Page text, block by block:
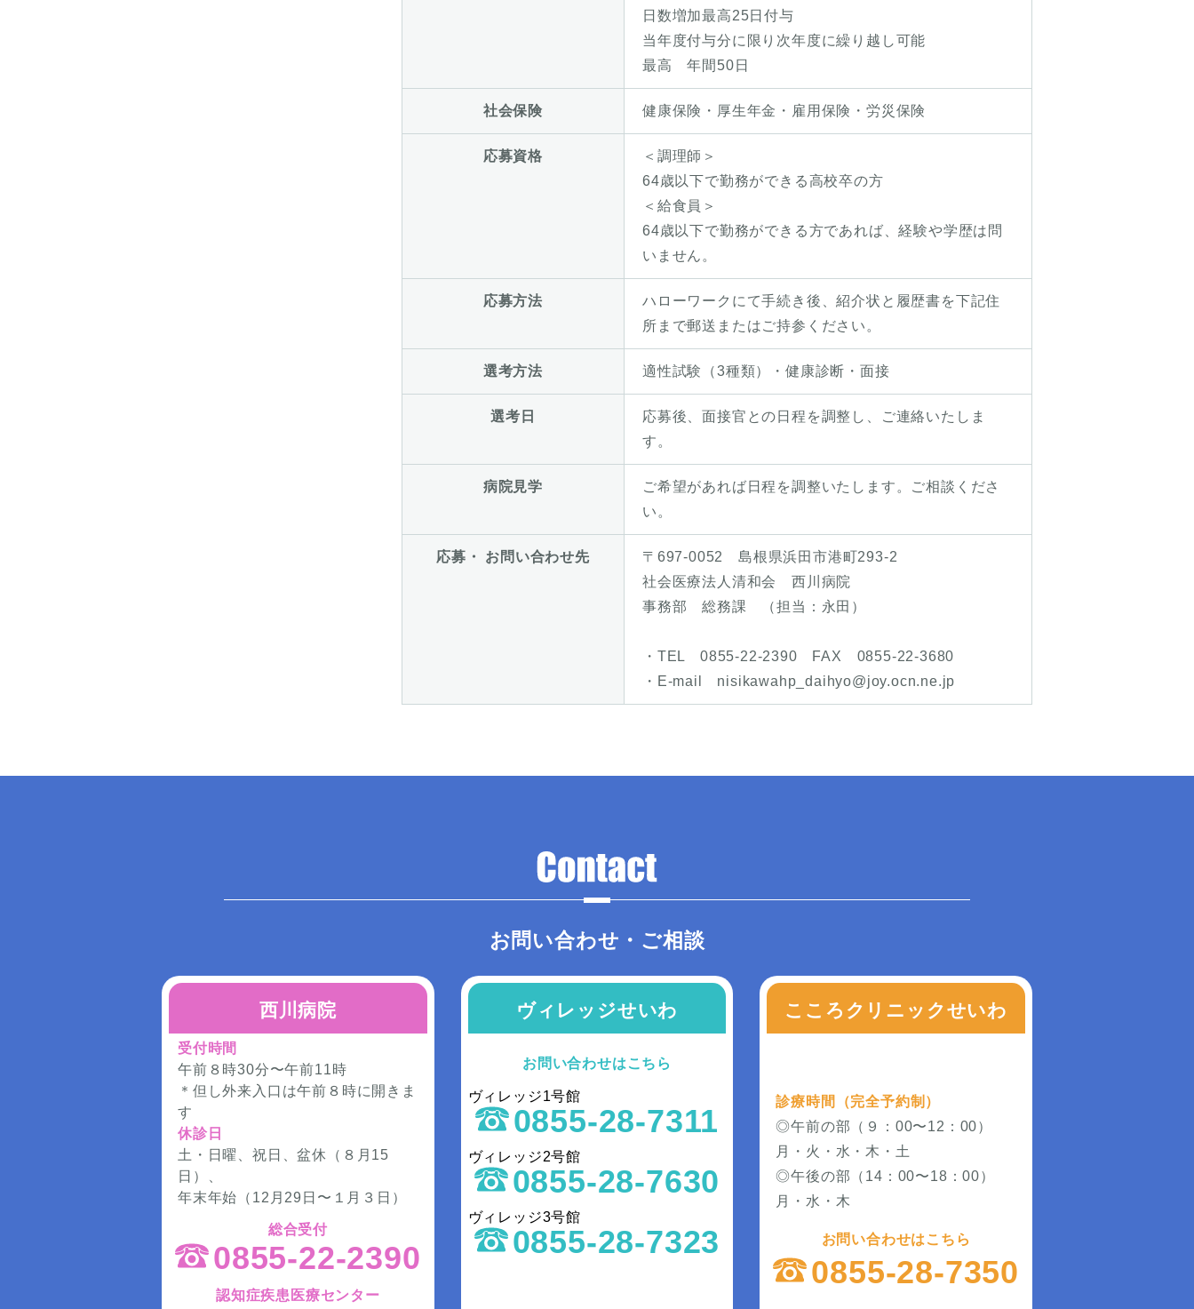
日数増加最高25日付与
当年度付与分に限り次年度に繰り越し可能
最高 年間50日
社会保険 健康保険・厚生年金・雇用保険・労災保険
応募資格
＜調理師＞
64歳以下で勤務ができる高校卒の方
＜給食員＞
64歳以下で勤務ができる方であれば、経験や学歴は問
いません。
応募方法
ハローワークにて手続き後、紹介状と履歴書を下記住
所まで郵送またはご持参ください。
選考方法 適性試験（3種類）・健康診断・面接
選考日
応募後、面接官との日程を調整し、ご連絡いたしま
す。
病院見学
ご希望があれば日程を調整いたします。ご相談くださ
い。
応募・ お問い合わせ先
〒697-0052 島根県浜田市港町293-2
社会医療法人清和会 西川病院
事務部 総務課 （担当：永田）
・TEL 0855-22-2390 FAX 0855-22-3680
・E-mail nisikawahp_daihyo@joy.ocn.ne.jp
お問い合わせ・ご相談
西川病院
受付時間
午前８時30分〜午前11時
＊但し外来入口は午前８時に開きま
す
休診日
土・日曜、祝日、盆休（８月15
日）、
年末年始（12月29日〜１月３日）
総合受付
0855-22-2390
認知症疾患医療センター
ヴィレッジせいわ
お問い合わせはこちら
ヴィレッジ1号館
0855-28-7311
ヴィレッジ2号館
0855-28-7630
ヴィレッジ3号館
0855-28-7323
こころクリニックせいわ
診療時間（完全予約制）
◎午前の部（９：00〜12：00）
月・火・水・木・土
◎午後の部（14：00〜18：00）
月・水・木
お問い合わせはこちら
0855-28-7350